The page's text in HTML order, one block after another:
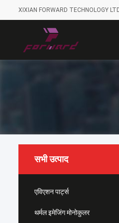
XIXIAN FORWARD TECHNOLOGY
सभी उत्पाद
एविएशन पार्ट्स
थर्मल इमेजिंग मोनोकुलर